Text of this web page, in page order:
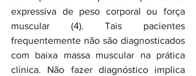
expressiva de peso corporal ou força
muscular (4). Tais pacientes
frequentemente não são diagnosticados
com baixa massa muscular na prática
clínica. Não fazer diagnóstico implica